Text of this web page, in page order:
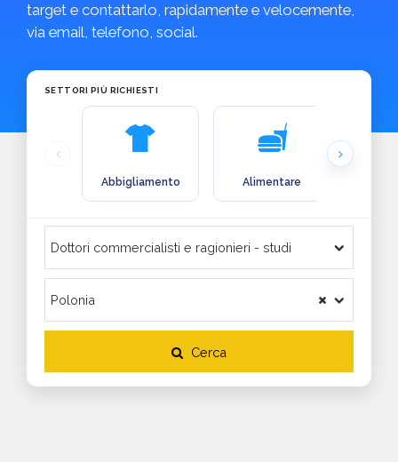
target e contattarlo, rapidamente e velocemente,
via email, telefono, social.
SETTORI PIÙ RICHIESTI
Abbigliamento Alimentare
Cerca